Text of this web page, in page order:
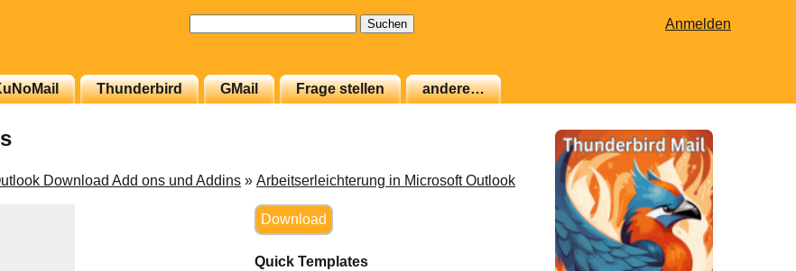
Anmelden
Thunderbird GMail Frage stellen andere…
Download Add ons und Addins »Arbeitserleichterung in Microsoft Outlook
Download
Quick Templates